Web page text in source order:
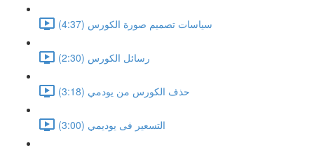
سياسات تصميم صورة الكورس (4:37)
رسائل الكورس (2:30)
حذف الكورس من يودمي (3:18)
التسعير فى يوديمي (3:00)